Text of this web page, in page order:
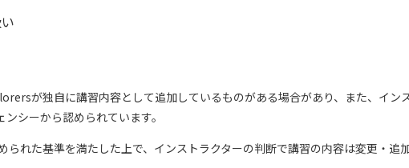
が独自に講習内容として追加しているものがある場合があり、また、イン
シーから認められています。
れた基準を満たした上で、インストラクターの判断で講習の内容は変更・追